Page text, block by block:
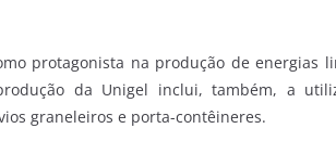
protagonista na produção de energias
da Unigel inclui, também, a
graneleiros e porta-contêineres.